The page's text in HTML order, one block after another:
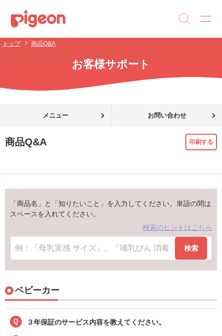
トップ 商品Q&A
お客様サポート
メニュー お問い合わせ
商品Q&A 印刷する
「商品名」と「知りたいこと」を入力してください。単語の間は
スペースを入れてください。
検索のヒントはこちら
検索
ベビーカー
Q ３年保証のサービス内容を教えてください。